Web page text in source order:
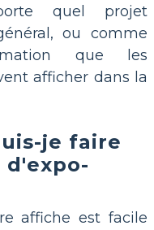
quel projet
ou comme
que les
afficher dans la
je faire
affiche est facile